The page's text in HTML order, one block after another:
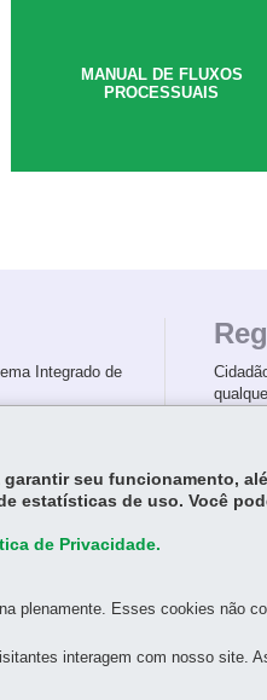
MANUAL DE FLUXOS
PROCESSUAIS
Integrado de
seu funcionamento,
estatísticas de uso. Você
de Privacidade.
plenamente. Esses cookies não
interagem com nosso site.